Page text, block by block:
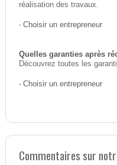
réalisation des travaux.
- Choisir un entrepreneur
Quelles garanties après
Découvrez toutes les
- Choisir un entrepreneur
Commentaires sur